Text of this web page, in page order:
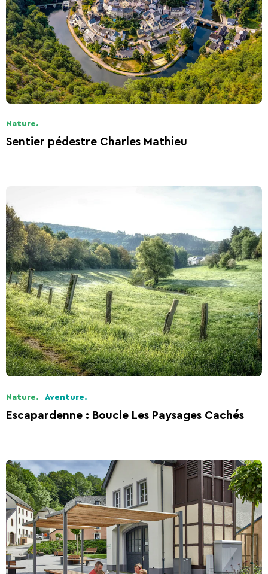
Nature.
Sentier pédestre Charles Mathieu
Nature. Aventure.
Escapardenne : Boucle Les Paysages Cachés